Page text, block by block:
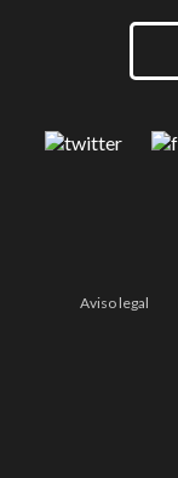
Aviso legal